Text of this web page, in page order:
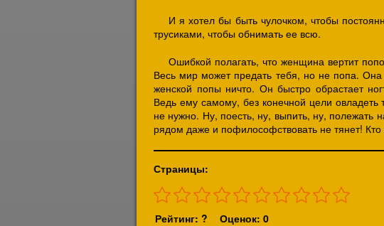
И я хотел бы быть чулочком, чтобы
трусиками, чтобы обнимать ее всю.
Ошибкой полагать, что женщина вертит
Весь мир может предать тебя, но не попа.
женской попы ничто. Он быстро обрастает
Ведь ему самому, без конечной цели
не нужно. Ну, поесть, ну, выпить, ну, полежать
рядом даже и пофилософствовать не тянет! Кто
Страницы:
Рейтинг: ? Оценок: 0